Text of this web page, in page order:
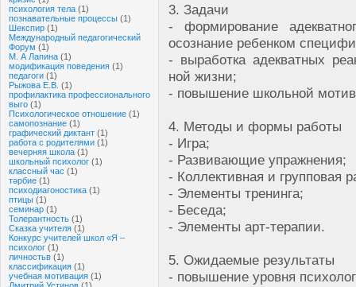
психология тела (1)
познавательные процессы (1)
Шекспир (1)
Международный педагогический
Форум (1)
М. А Лапина (1)
модификация поведения (1)
педагоги (1)
Рыжова Е.В. (1)
профилактика профессионального
выго (1)
Психологическое отношение (1)
самопознание (1)
графический диктант (1)
работа с родителями (1)
вечерняя школа (1)
школьный психолог (1)
классный час (1)
тәрбие (1)
психодиагоностика (1)
птицы (1)
семинар (1)
Толерантность (1)
Сказка учителя (1)
Конкурс учителей школ «Я –
психолог (1)
личностьв (1)
классификация (1)
учебная мотивация (1)
3. Задачи
- формирование
осознание ребенком
- выработка адекватных
ной жизни;
- повышение школьной
4. Методы и формы работы
- Игра;
- Развивающие упражнения;
- Коллективная и групповая
- Элементы тренинга;
- Беседа;
- Элементы арт-терапии.
5. Ожидаемые результаты
- повышение уровня